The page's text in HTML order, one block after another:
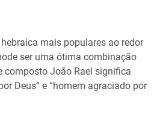
mais populares ao redor
ser uma ótima combinação
composto João Rael significa
Deus” e “homem agraciado por